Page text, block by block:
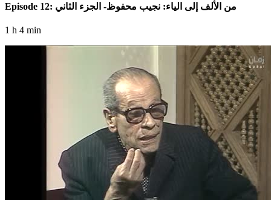
Episode 12: من الألف إلى الياء: نجيب محفوظ- الجزء الثاني
1 h 4 min